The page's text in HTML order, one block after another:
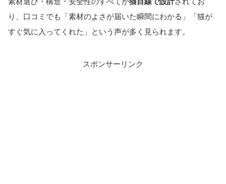
り、口コミでも「素材のよさが届いた瞬間にわかる」「猫が
すぐ気に入ってくれた」という声が多く見られます。
スポンサーリンク